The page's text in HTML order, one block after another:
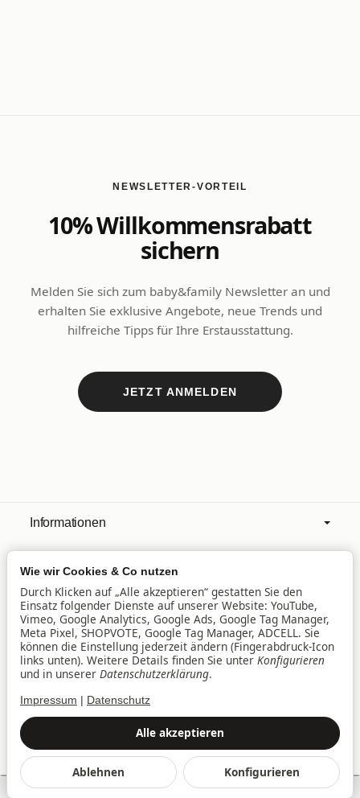
NEWSLETTER-VORTEIL
10% Willkommensrabatt
sichern
Melden Sie sich zum baby&family Newsletter an und
erhalten Sie exklusive Angebote, neue Trends und
hilfreiche Tipps für Ihre Erstausstattung.
JETZT ANMELDEN
Informationen
Mehr über
Filialen
Lieferservice
Vertrag widerrufen
Alle Preise inkl. gesetzlicher USt., zzgl.Versand
© baby&family Welt der Spielwaren UG & Co. KG, Am
Alle akzeptieren
Ablehnen Konfigurieren
Wie wir Cookies & Co nutzen
Durch Klicken auf „Alle akzeptieren“ gestatten Sie den
Einsatz folgender Dienste auf unserer Website: YouTube,
Vimeo, Google Analytics, Google Ads, Google Tag Manager,
Meta Pixel, SHOPVOTE, Google Tag Manager, ADCELL. Sie
können die Einstellung jederzeit ändern (Fingerabdruck-Icon
links unten). Weitere Details finden Sie unter Konfigurieren
und in unserer Datenschutzerklärung.
Impressum Datenschutz
SEHR GUT (4.94 / 5)